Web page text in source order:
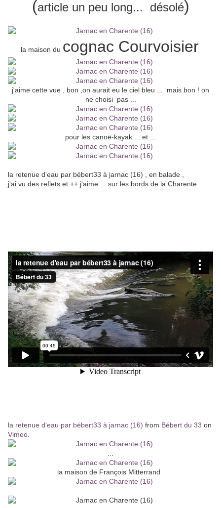
(article un peu long... désolé)
la maison du cognac Courvoisier
j'aime cette vue , bon ,on aurait eu le ciel bleu ... mais bon ! on
ne choisi pas ...
pour les canoë-kayak ... et ...
la retenue d'eau par bébert33 à jarnac (16) , en balade ,
j'ai vu des reflets et ++ j'aime ... sur les bords de la Charente
la retenue d'eau par bébert33 à jarnac (16) from Bébert du 33 on
Vimeo
la maison de François Mitterrand